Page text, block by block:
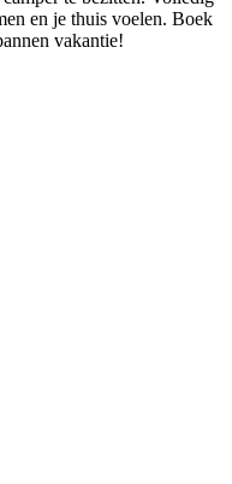
en je thuis voelen. Boek
vakantie!